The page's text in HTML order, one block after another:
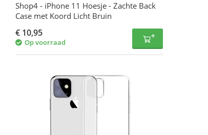
Shop4 - iPhone 11 Hoesje - Zachte Back
Case met Koord Licht Bruin
€ 10,95
Op voorraad